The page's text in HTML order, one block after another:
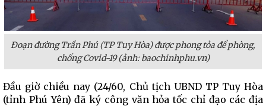
Đoạn đường Trần Phú (TP Tuy Hòa) được phong tỏa để phòng,
chống Covid-19 (ảnh: baochinhphu.vn)
Đầu giờ chiều nay (24/60, Chủ tịch UBND TP Tuy Hòa
(tỉnh Phú Yên) đã ký công văn hỏa tốc chỉ đạo các địa